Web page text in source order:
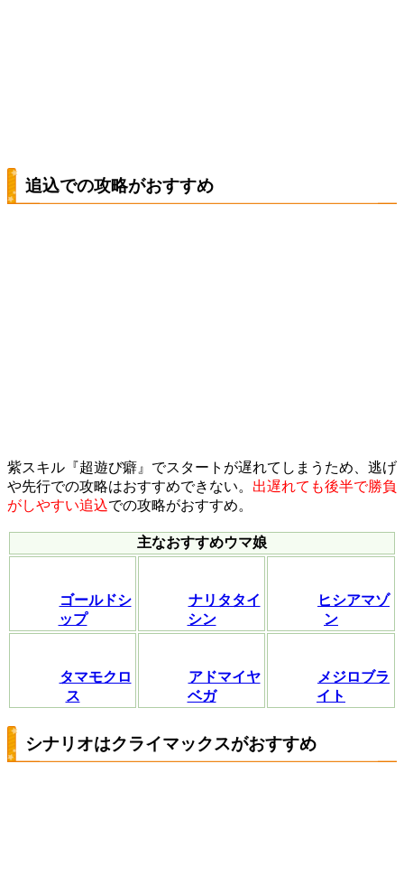
追込での攻略がおすすめ
紫スキル『超遊び癖』でスタートが遅れてしまうため、逃げ
や先行での攻略はおすすめできない。 出遅れても後半で勝負
がしやすい追込での攻略がおすすめ。
主なおすすめウマ娘
ゴールドシ
ップ
ナリタタイ
シン
ヒシアマゾ
ン
タマモクロ
ス
アドマイヤ
ベガ
メジロブラ
イト
シナリオはクライマックスがおすすめ